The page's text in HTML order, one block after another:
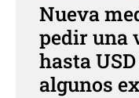
Nueva
pedir una
hasta
algunos